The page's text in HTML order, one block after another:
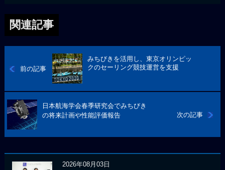
関連記事
前の記事
みちびきを活用し、東京オリンピッ
クのセーリング競技運営を支援
次の記事
日本航海学会春季研究会でみちびき
の将来計画や性能評価報告
2026年08月03日